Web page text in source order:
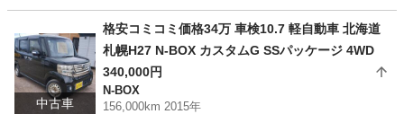
稲積公園駅 アルトラパン 預かり金
中古車
格安コミコミ価格34万 車検10.7 軽自動車 北海道
札幌H27 N-BOX カスタムG SSパッケージ 4WD
340,000円
N-BOX
156,000km 2015年